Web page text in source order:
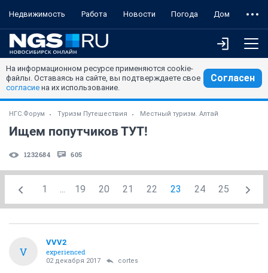
Недвижимость Работа Новости Погода Дом
На информационном ресурсе применяются cookie-
файлы. Оставаясь на сайте, вы подтверждаете свое
согласие на их использование.
Согласен
НГС.Форум Туризм Путешествия Местный туризм. Алтай
Ищем попутчиков ТУТ!
1232684 605
1 ... 19 20 21 22 23 24 25
V
VVV2
experienced
02 декабря 2017 cortes